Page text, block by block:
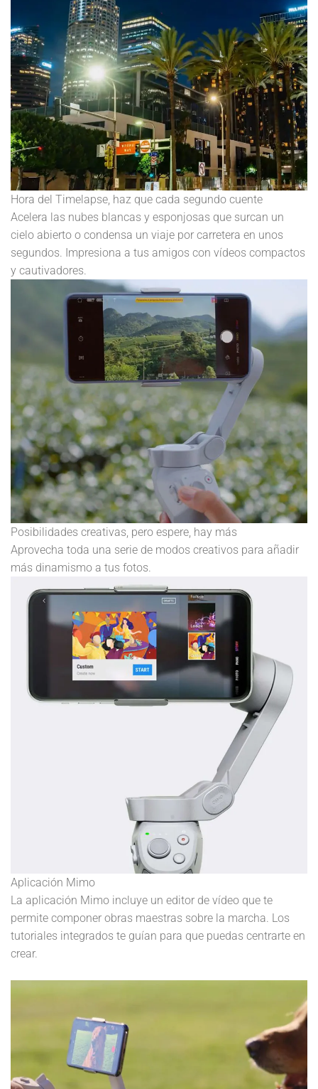
Hora del Timelapse, haz que cada segundo cuente
Acelera las nubes blancas y esponjosas que surcan un
cielo abierto o condensa un viaje por carretera en unos
segundos. Impresiona a tus amigos con vídeos compactos
y cautivadores.
Posibilidades creativas, pero espere, hay más
Aprovecha toda una serie de modos creativos para añadir
más dinamismo a tus fotos.
Aplicación Mimo
La aplicación Mimo incluye un editor de vídeo que te
permite componer obras maestras sobre la marcha. Los
tutoriales integrados te guían para que puedas centrarte en
crear.